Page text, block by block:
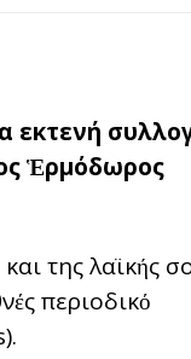
εκτενή
Ἑρμόδωρος
της λαϊκής
περιοδικό